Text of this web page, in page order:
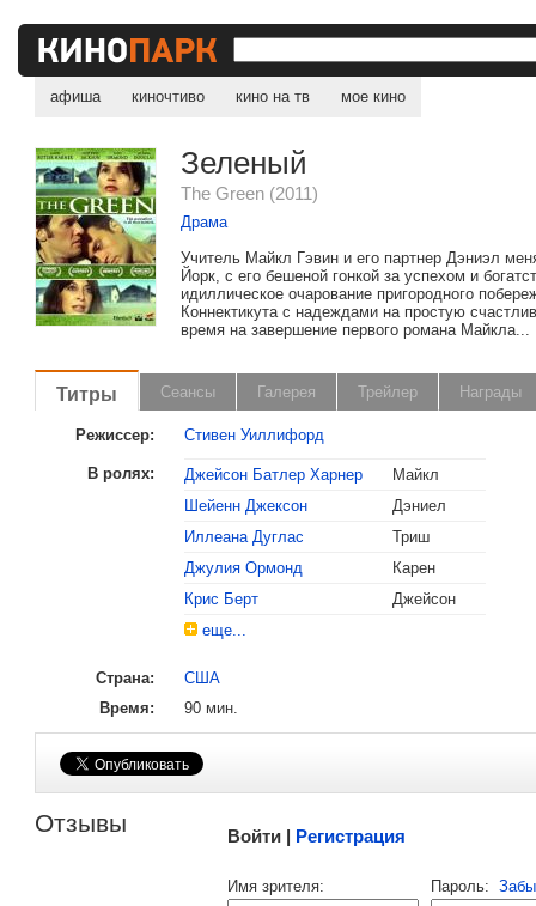
афиша киночтиво кино на тв мое кино
Зеленый
The Green (2011)
Драма
Учитель Майкл Гэвин и его партнер Дэниэл
Йорк, с его бешеной гонкой за успехом и
идиллическое очарование пригородного
Коннектикута с надеждами на простую
время на завершение первого романа Майкла...
Титры Сеансы Галерея Трейлер Награды
Режиссер: Стивен Уиллифорд
В ролях: Джейсон Батлер Харнер
Майкл
Шейенн Джексон
Дэниел
Иллеана Дуглас
Триш
Джулия Ормонд
Карен
Крис Берт
Джейсон
еще...
Страна:
США
Время:
90 мин.
Отзывы Войти | Регистрация
Имя зрителя: Пароль: